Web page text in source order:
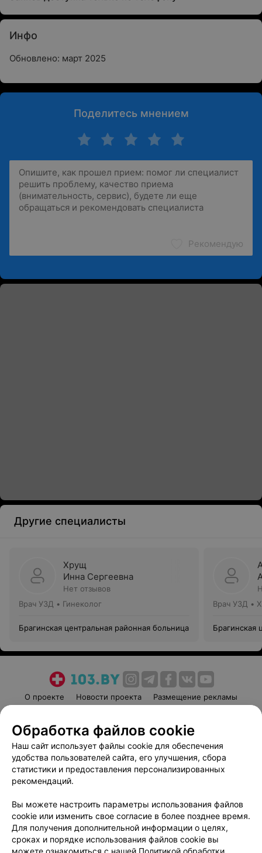
Инфо
Обновлено: март 2025
Поделитесь мнением
Рекомендую
Другие специалисты
Хрущ
Инна Сергеевна
Нет отзывов
Врач УЗД • Гинеколог
Брагинская центральная районная больница
Врач УЗД •
Брагинская
О проекте Новости проекта
Размещение рекламы
Пользовательское соглашение
Способы оплаты
Вакансии
Партнеры
Написать руководителю 103.by
Обработка персональных данных
Обработка файлов cookie
Наш сайт использует файлы cookie для обеспечения
удобства пользователей сайта, его улучшения, сбора
статистики и предоставления персонализированных
рекомендаций.
Вы можете настроить параметры использования файлов
cookie или изменить свое согласие в более позднее время.
Для получения дополнительной информации о целях,
сроках и порядке использования файлов cookie вы
можете ознакомиться с нашей Политикой обработки